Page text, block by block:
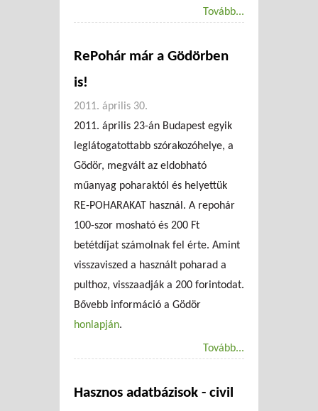
Tovább...
RePohár már a Gödörben
is!
2011. április 30.
2011. április 23-án Budapest egyik
leglátogatottabb szórakozóhelye, a
Gödör, megvált az eldobható
műanyag poharaktól és helyettük
RE-POHARAKAT használ. A repohár
100-szor mosható és 200 Ft
betétdíjat számolnak fel érte. Amint
visszaviszed a használt poharad a
pulthoz, visszaadják a 200 forintodat.
Bővebb információ a Gödör
honlapján.
Tovább...
Hasznos adatbázisok - civil